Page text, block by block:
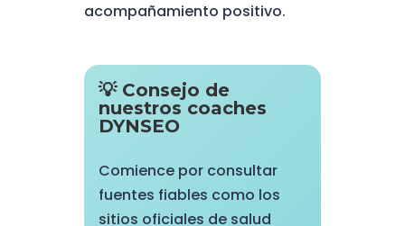
acompañamiento positivo.
💡 Consejo de
nuestros coaches
DYNSEO
Comience por consultar
fuentes fiables como los
sitios oficiales de salud